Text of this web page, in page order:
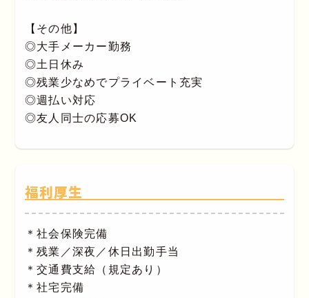
【その他】
◎大手メーカー勤務
◎土日休み
◎残業少なめでプライベート充実
◎週払い対応
◎友人同士の応募OK
福利厚生
＊社会保険完備
＊残業／深夜／休日出勤手当
＊交通費支給（規定あり）
＊社宅完備